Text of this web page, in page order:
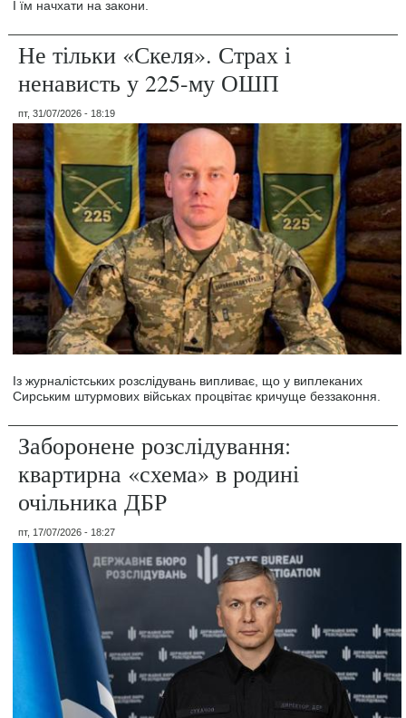
І їм начхати на закони.
Не тільки «Скеля». Страх і
ненависть у 225-му ОШП
пт, 31/07/2026 - 18:19
Із журналістських розслідувань випливає, що у виплеканих
Сирським штурмових військах процвітає кричуще беззаконня.
Заборонене розслідування:
квартирна «схема» в родині
очільника ДБР
пт, 17/07/2026 - 18:27